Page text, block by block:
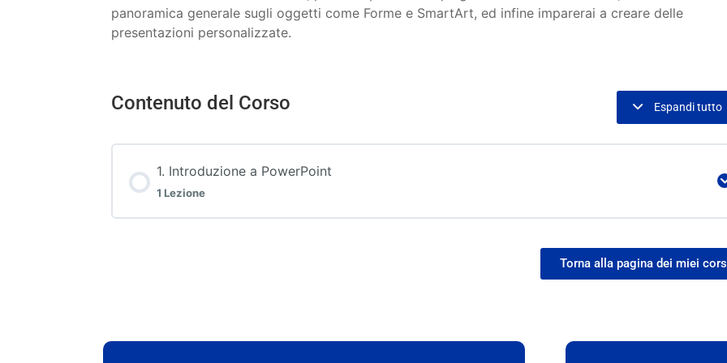
panoramica generale sugli oggetti come Forme e SmartArt, ed infine imparerai a creare delle
presentazioni personalizzate.
Contenuto del Corso Espandi tutto
1. Introduzione a PowerPoint
1 Lezione
Torna alla pagina dei miei